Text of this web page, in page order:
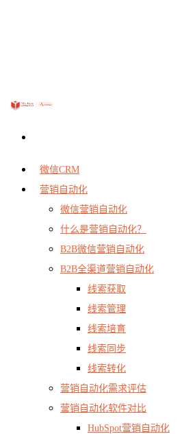
微信CRM
营销自动化
微信营销自动化
什么是营销自动化？
B2B微信营销自动化
B2B全渠道营销自动化
线索获取
线索管理
线索培育
线索同步
线索转化
营销自动化需求评估
营销自动化软件对比
HubSpot营销自动化